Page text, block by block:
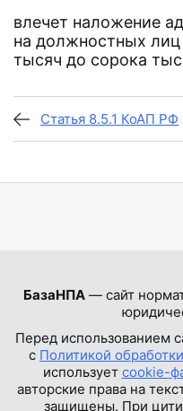
влечет наложение
на должностных лиц
тысяч до сорока
Статья 8.5.1 КоАП РФ
БазаНПА— сайт
Перед использованием
с Политикой
использует cookie-
авторские права на
защищены. При